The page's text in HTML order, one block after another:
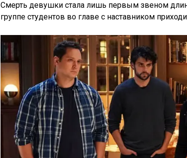
Смерть девушки стала лишь первым звеном
группе студентов во главе с наставником